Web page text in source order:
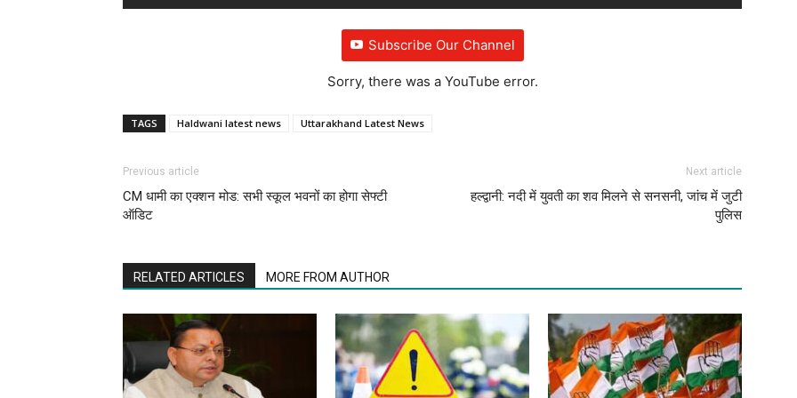
Subscribe Our Channel
Sorry, there was a YouTube error.
TAGS Haldwani latest news Uttarakhand Latest News
Previous article
CM धामी का एक्शन मोड: सभी स्कूल भवनों का होगा सेफ्टी
ऑडिट
Next article
हल्द्वानी: नदी में युवती का शव मिलने से सनसनी, जांच में जुटी
पुलिस
RELATED ARTICLES MORE FROM AUTHOR